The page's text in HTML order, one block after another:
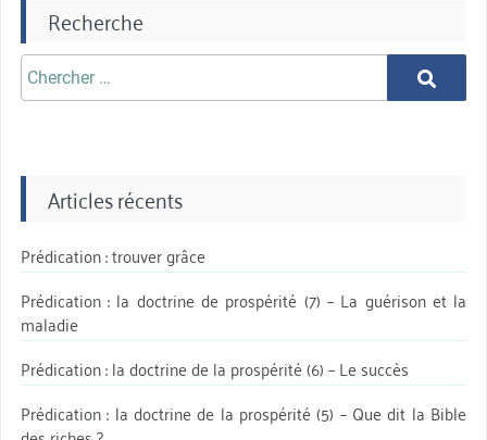
Recherche
Chercher
aprè:
Chercher
Articles récents
Prédication : trouver grâce
Prédication : la doctrine de prospérité (7) – La guérison et la
maladie
Prédication : la doctrine de la prospérité (6) – Le succès
Prédication : la doctrine de la prospérité (5) – Que dit la Bible